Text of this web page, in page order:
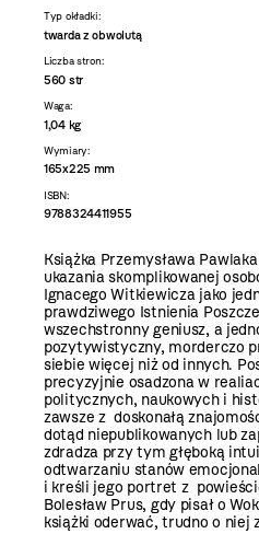
Typ okładki:
twarda z obwolutą
Liczba stron:
560 str
Waga:
1,04 kg
Wymiary:
165x225 mm
ISBN:
9788324411955
Książka Przemysława
ukazania skomplikowanej
Ignacego Witkiewicza jako
prawdziwego Istnienia
wszechstronny geniusz, a
pozytywistyczny, morderczo
siebie więcej niż od innych.
precyzyjnie osadzona w
politycznych, naukowych i
zawsze z doskonałą
dotąd niepublikowanych lub
zdradza przy tym głęboką
odtwarzaniu stanów
i kreśli jego portret z
Bolesław Prus, gdy pisał o
książki oderwać, trudno o niej